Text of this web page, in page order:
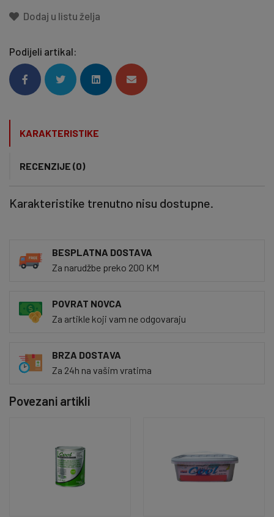
Dodaj u listu želja
Podijeli artikal:
KARAKTERISTIKE
RECENZIJE (0)
Karakteristike trenutno nisu dostupne.
BESPLATNA DOSTAVA
Za narudžbe preko 200 KM
POVRAT NOVCA
Za artikle koji vam ne odgovaraju
BRZA DOSTAVA
Za 24h na vašim vratima
Povezani artikli